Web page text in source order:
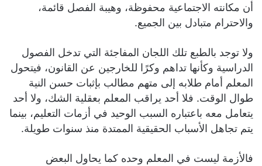
أن مكانته الاجتماعية محفوظة، وهيبة الفصل قائمة،
والاحترام متبادل بين الجميع.
ولا توجد بالطبع تلك اللجان المفاجئة التي تدخل الفصول
الدراسية وكأنها تداهم وكرًا للخارجين عن القانون، فيتحول
المعلم أمام طلابه إلى متهم مطالب بإثبات حسن النية
طوال الوقت. فلا أحد يراقب المعلم بعقلية الشك، ولا أحد
يتعامل معه باعتباره السبب الوحيد في أزمات التعليم، بينما
يتم تجاهل الأسباب الحقيقية الممتدة منذ سنوات طويلة.
فالأزمة ليست في المعلم وحده كما يحاول البعض